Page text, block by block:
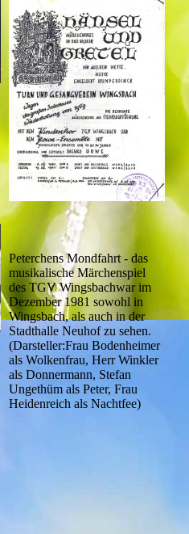
Peterchens Mondfahrt - das
musikalische Märchenspiel
des TGV Wingsbachwar im
Dezember 1981 sowohl in
Wingsbach, als auch in der
Stadthalle Neuhof zu sehen.
(Darsteller:Frau Bodenheimer
als Wolkenfrau, Herr Winkler
als Donnermann, Stefan
Ungethüm als Peter, Frau
Heidenreich als Nachtfee)